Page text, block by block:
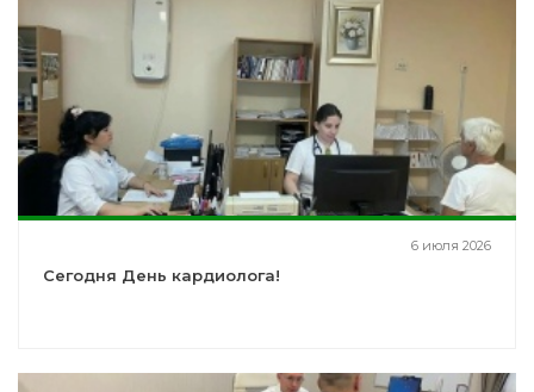
6 июля 2026
Сегодня День кардиолога!